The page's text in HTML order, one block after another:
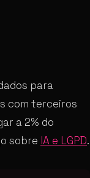
para
com terceiros
a 2% do
sobre IA e LGPD.